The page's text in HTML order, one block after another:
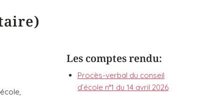
Les comptes rendu:
Procès-verbal du conseil
d’école n°1 du 14 avril 2026